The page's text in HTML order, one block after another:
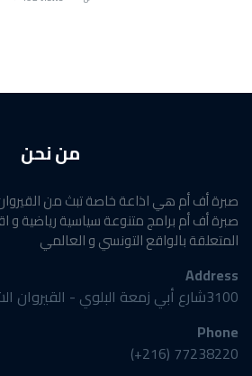
من نحن
صبرة أف أم هي اذاعة خاصة تبث من
صبرة أف أم برامج متنوعة سياسية رياضية و
المتعلقة بالواقع التونسي و العالمي
Address
3100شارع أبي زمعة البلوي - القيروان الشمالية - القيروان
Phone
77238220 (216+)